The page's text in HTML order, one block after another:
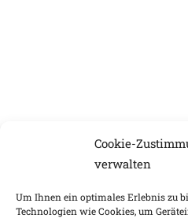
Cookie-
verwalten
Um Ihnen ein optimales Erlebnis zu
Technologien wie Cookies, um